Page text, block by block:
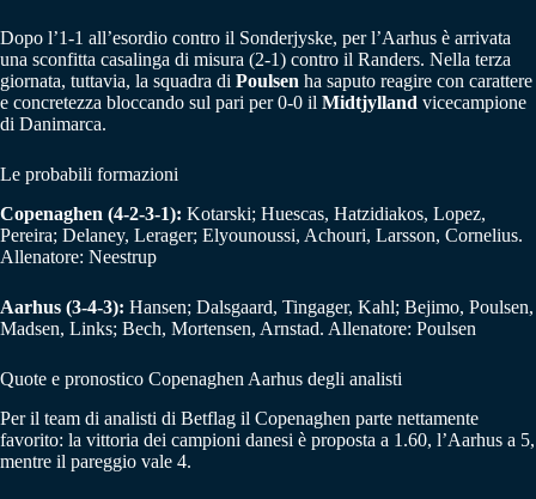
Dopo l’1-1 all’esordio contro il Sonderjyske, per l’Aarhus è arrivata
una sconfitta casalinga di misura (2-1) contro il Randers. Nella terza
giornata, tuttavia, la squadra di Poulsen ha saputo reagire con carattere
e concretezza bloccando sul pari per 0-0 il Midtjylland vicecampione
di Danimarca.
Le probabili formazioni
Copenaghen (4-2-3-1): Kotarski; Huescas, Hatzidiakos, Lopez,
Pereira; Delaney, Lerager; Elyounoussi, Achouri, Larsson, Cornelius.
Allenatore: Neestrup
Aarhus (3-4-3): Hansen; Dalsgaard, Tingager, Kahl; Bejimo, Poulsen,
Madsen, Links; Bech, Mortensen, Arnstad. Allenatore: Poulsen
Quote e pronostico Copenaghen Aarhus degli analisti
Per il team di analisti di Betflag il Copenaghen parte nettamente
favorito: la vittoria dei campioni danesi è proposta a 1.60, l’Aarhus a 5,
mentre il pareggio vale 4.